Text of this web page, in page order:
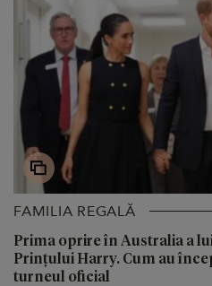
FAMILIA REGALĂ
Prima oprire în Australia a
Prințului Harry. Cum au
turneul oficial